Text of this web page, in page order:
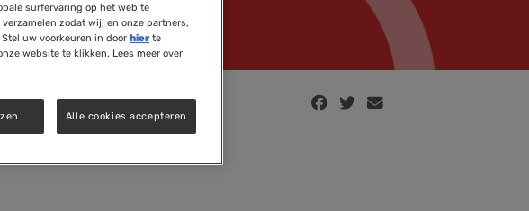
surfervaring op het web te
zodat wij, en onze partners,
uw voorkeuren in door hierte
website te klikken. Lees meer over
Alle cookies accepteren